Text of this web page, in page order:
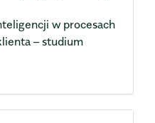
w procesach
– studium